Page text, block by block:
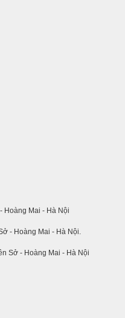
Hoàng Mai - Hà Nội
- Hoàng Mai - Hà Nội.
Sở - Hoàng Mai - Hà Nội